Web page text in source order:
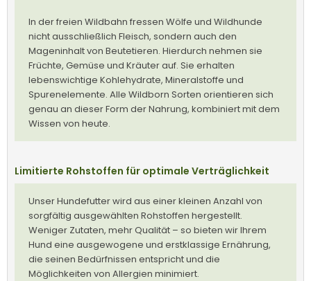
In der freien Wildbahn fressen Wölfe und Wildhunde
nicht ausschließlich Fleisch, sondern auch den
Mageninhalt von Beutetieren. Hierdurch nehmen sie
Früchte, Gemüse und Kräuter auf. Sie erhalten
lebenswichtige Kohlehydrate, Mineralstoffe und
Spurenelemente. Alle Wildborn Sorten orientieren sich
genau an dieser Form der Nahrung, kombiniert mit dem
Wissen von heute.
Limitierte Rohstoffen für optimale Verträglichkeit
Unser Hundefutter wird aus einer kleinen Anzahl von
sorgfältig ausgewählten Rohstoffen hergestellt.
Weniger Zutaten, mehr Qualität – so bieten wir Ihrem
Hund eine ausgewogene und erstklassige Ernährung,
die seinen Bedürfnissen entspricht und die
Möglichkeiten von Allergien minimiert.